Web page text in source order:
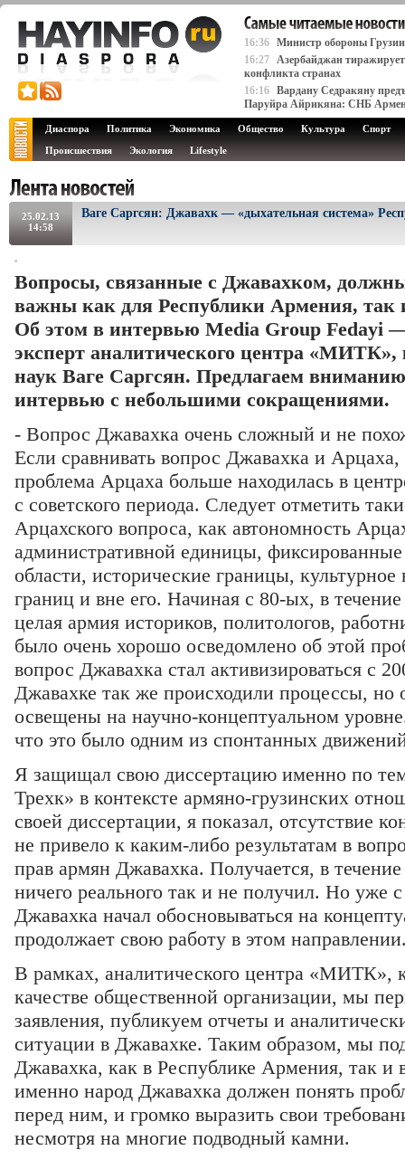
16:36 Министр обороны
16:27 Азербайджан
конфликта странах
16:16 Вардану Седракяну
Паруйра Айрикяна: СНБ
Диаспора Политика Экономика Общество Культура
Спорт
Происшествия
Экология Lifestyle
25.02.13
14:58
Ваге Саргсян: Джавахк — «дыхательная система»
Вопросы, связанные с Джавахком,
важны как для Республики Армения, так
Об этом в интервью Media Group Fedayi
эксперт аналитического центра «МИТК»,
наук Ваге Саргсян. Предлагаем вниманию
интервью с небольшими сокращениями.
- Вопрос Джавахка очень сложный и не
Если сравнивать вопрос Джавахка и
проблема Арцаха больше находилась в
с советского периода. Следует отметить
Арцахского вопроса, как автономность
административной единицы,
области, исторические границы, культурное
границ и вне его. Начиная с 80-ых, в
целая армия историков, политологов,
было очень хорошо осведомлено об этой
вопрос Джавахка стал активизироваться с
Джавахке так же происходили процессы, но
освещены на научно-концептуальном
что это было одним из спонтанных
Я защищал свою диссертацию именно по
Трехк» в контексте армяно-грузинских
своей диссертации, я показал, отсутствие
не привело к каким-либо результатам в
прав армян Джавахка. Получается, в
ничего реального так и не получил. Но уже
Джавахка начал обосновываться на
продолжает свою работу в этом
В рамках, аналитического центра «МИТК»,
качестве общественной организации, мы
заявления, публикуем отчеты и
ситуации в Джавахке. Таким образом, мы
Джавахка, как в Республике Армения, так и
именно народ Джавахка должен понять
перед ним, и громко выразить свои
несмотря на многие подводный камни.